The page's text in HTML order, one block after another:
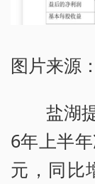
图片来源
盐湖提
6年上半
元，同比